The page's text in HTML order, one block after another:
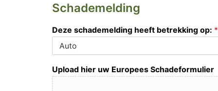
Schademelding
Deze schademelding heeft betrekking op: *
Upload hier uw Europees Schadeformulier